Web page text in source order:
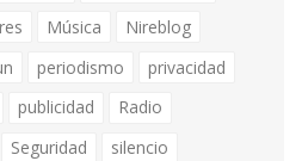
Música
Nireblog
periodismo
privacidad
publicidad
Radio
Seguridad
silencio